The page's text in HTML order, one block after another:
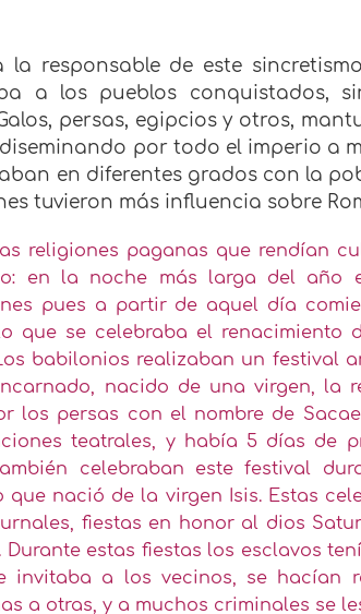
la responsable de este
a los pueblos conquistados,
persas, egipcios y otros,
por todo el imperio a
en diferentes grados con la
tuvieron más influencia sobre
religiones paganas que rendían
en la noche más larga del año
pues a partir de aquel día
que se celebraba el
babilonios realizaban un festival
nacido de una virgen, la
los persas con el nombre de
teatrales, y había 5 días de
celebraban este festival
que nació de la virgen Isis. Estas
fiestas en honor al dios
Durante estas fiestas los esclavos
invitaba a los vecinos, se hacían
a otras, y a muchos criminales se